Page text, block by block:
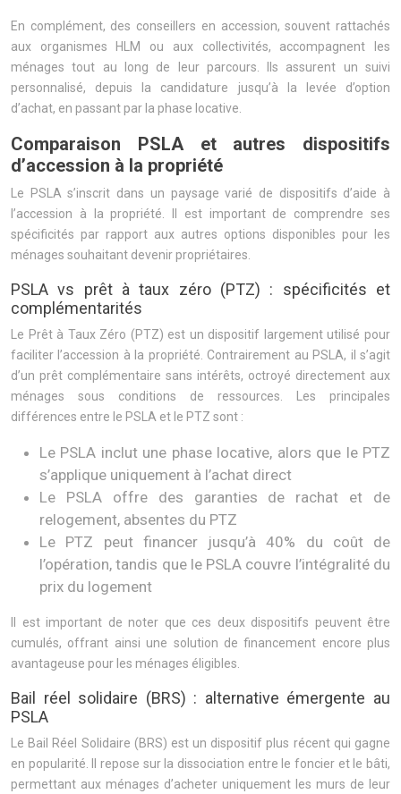
En complément, des conseillers en accession, souvent rattachés
aux organismes HLM ou aux collectivités, accompagnent les
ménages tout au long de leur parcours. Ils assurent un suivi
personnalisé, depuis la candidature jusqu’à la levée d’option
d’achat, en passant par la phase locative.
Comparaison PSLA et autres dispositifs
d’accession à la propriété
Le PSLA s’inscrit dans un paysage varié de dispositifs d’aide à
l’accession à la propriété. Il est important de comprendre ses
spécificités par rapport aux autres options disponibles pour les
ménages souhaitant devenir propriétaires.
PSLA vs prêt à taux zéro (PTZ) : spécificités et
complémentarités
Le Prêt à Taux Zéro (PTZ) est un dispositif largement utilisé pour
faciliter l’accession à la propriété. Contrairement au PSLA, il s’agit
d’un prêt complémentaire sans intérêts, octroyé directement aux
ménages sous conditions de ressources. Les principales
différences entre le PSLA et le PTZ sont :
Le PSLA inclut une phase locative, alors que le PTZ
s’applique uniquement à l’achat direct
Le PSLA offre des garanties de rachat et de
relogement, absentes du PTZ
Le PTZ peut financer jusqu’à 40% du coût de
l’opération, tandis que le PSLA couvre l’intégralité du
prix du logement
Il est important de noter que ces deux dispositifs peuvent être
cumulés, offrant ainsi une solution de financement encore plus
avantageuse pour les ménages éligibles.
Bail réel solidaire (BRS) : alternative émergente au
PSLA
Le Bail Réel Solidaire (BRS) est un dispositif plus récent qui gagne
en popularité. Il repose sur la dissociation entre le foncier et le bâti,
permettant aux ménages d’acheter uniquement les murs de leur